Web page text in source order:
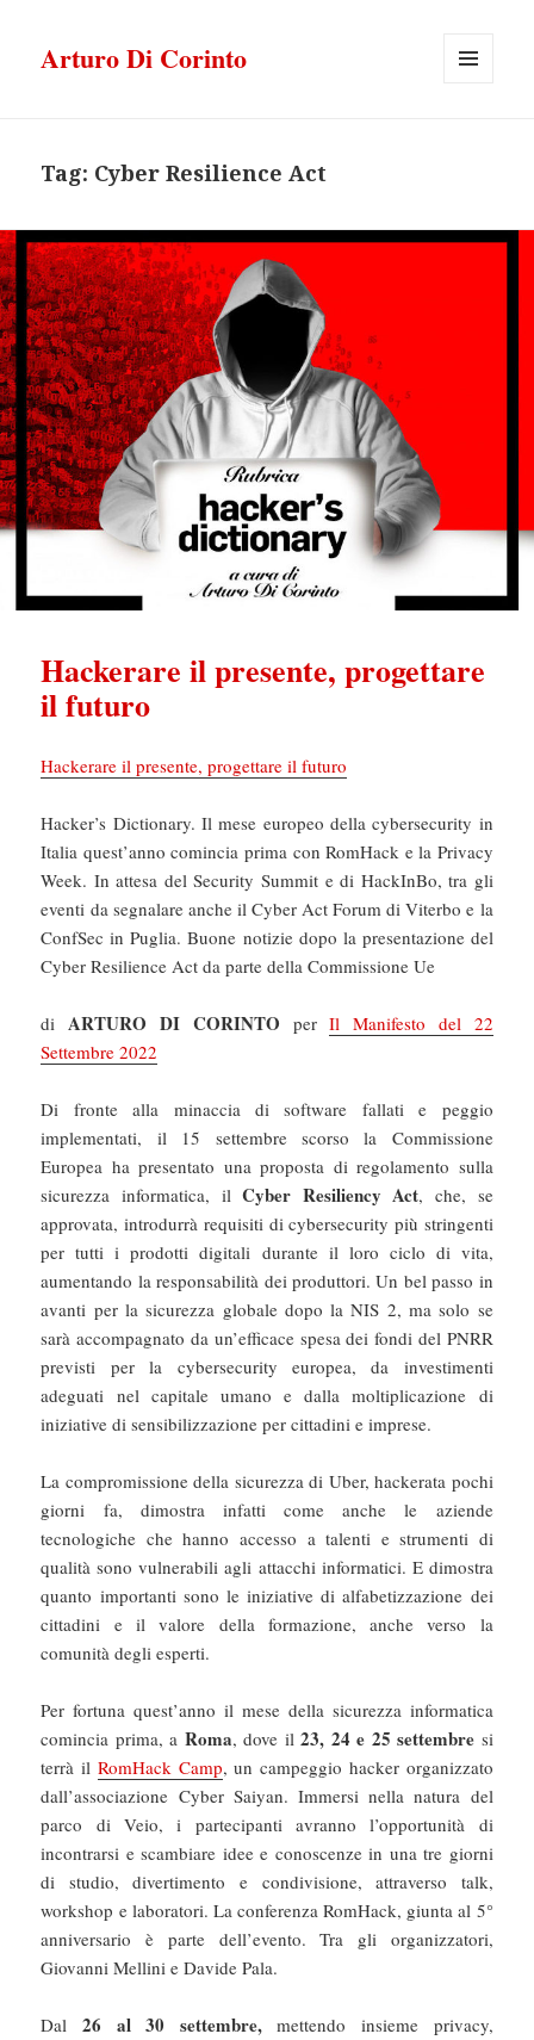
Arturo Di Corinto
Tag: Cyber Resilience Act
Hackerare il presente, progettare
il futuro
Hackerare il presente, progettare il futuro
Hacker’s Dictionary. Il mese europeo della cybersecurity in
Italia quest’anno comincia prima con RomHack e la Privacy
Week. In attesa del Security Summit e di HackInBo, tra gli
eventi da segnalare anche il Cyber Act Forum di Viterbo e la
ConfSec in Puglia. Buone notizie dopo la presentazione del
Cyber Resilience Act da parte della Commissione Ue
diARTURO DI CORINTO perIl Manifesto del 22
Settembre 2022
Di fronte alla minaccia di software fallati e peggio
implementati, il 15 settembre scorso la Commissione
Europea ha presentato una proposta di regolamento sulla
sicurezza informatica, ilCyber Resiliency Act, che, se
approvata, introdurrà requisiti di cybersecurity più stringenti
per tutti i prodotti digitali durante il loro ciclo di vita,
aumentando la responsabilità dei produttori. Un bel passo in
avanti per la sicurezza globale dopo la NIS 2, ma solo se
sarà accompagnato da un’efficace spesa dei fondi del PNRR
previsti per la cybersecurity europea, da investimenti
adeguati nel capitale umano e dalla moltiplicazione di
iniziative di sensibilizzazione per cittadini e imprese.
La compromissione della sicurezza di Uber, hackerata pochi
giorni fa, dimostra infatti come anche le aziende
tecnologiche che hanno accesso a talenti e strumenti di
qualità sono vulnerabili agli attacchi informatici. E dimostra
quanto importanti sono le iniziative di alfabetizzazione dei
cittadini e il valore della formazione, anche verso la
comunità degli esperti.
Per fortuna quest’anno il mese della sicurezza informatica
comincia prima, a Roma, dove il23, 24 e 25 settembre si
terrà il RomHack Camp, un campeggio hacker organizzato
dall’associazione Cyber Saiyan. Immersi nella natura del
parco di Veio, i partecipanti avranno l’opportunità di
incontrarsi e scambiare idee e conoscenze in una tre giorni
di studio, divertimento e condivisione, attraverso talk,
workshop e laboratori. La conferenza RomHack, giunta al 5°
anniversario è parte dell’evento. Tra gli organizzatori,
Giovanni Mellini e Davide Pala.
Dal26 al 30 settembre,mettendo insieme privacy,